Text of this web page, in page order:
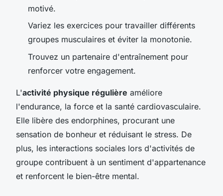
motivé.
Variez les exercices pour travailler différents
groupes musculaires et éviter la monotonie.
Trouvez un partenaire d'entraînement pour
renforcer votre engagement.
L'activité physique régulière améliore
l'endurance, la force et la santé cardiovasculaire.
Elle libère des endorphines, procurant une
sensation de bonheur et réduisant le stress. De
plus, les interactions sociales lors d'activités de
groupe contribuent à un sentiment d'appartenance
et renforcent le bien-être mental.